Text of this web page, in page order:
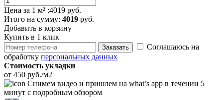
Цена за 1 м² :4019 руб.
Итого на сумму: 4019 руб.
Добавить в корзину
Купить в 1 клик
Заказать
Соглашаюсь на
обработку персональных данных
Стоимость укладки
от 450 руб./м2
Снимем видео и пришлем на what’s app в течении 5
минут с подробным обзором